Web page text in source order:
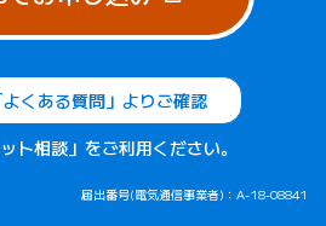
くある質問」よりご確認
ト相談」をご利用ください。
届出番号(電気通信事業者)：A-18-08841